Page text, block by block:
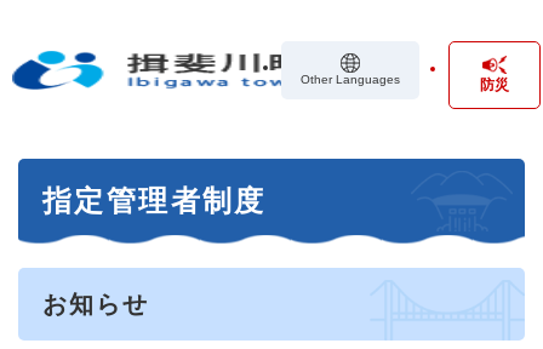
の
Other Languages 防災
指定管理者制度
お知らせ